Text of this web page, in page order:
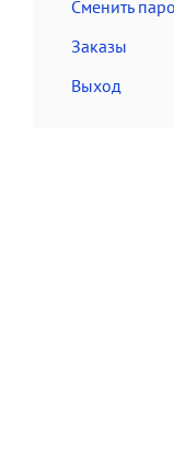
Сменить
Заказы
Выход